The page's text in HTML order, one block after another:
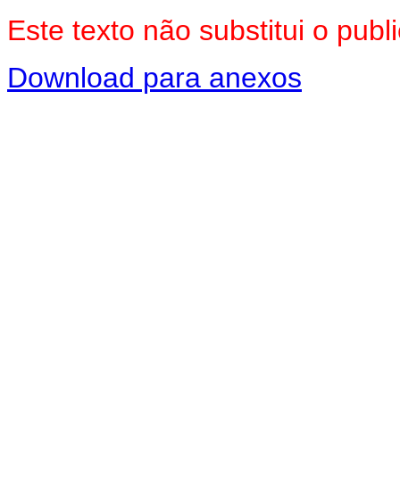
Este texto não substitui o
Download para anexos